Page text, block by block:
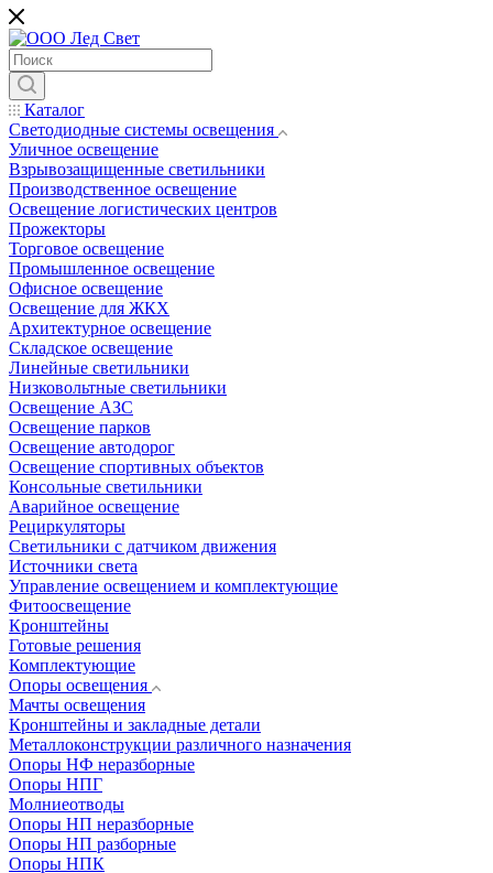
Каталог
Светодиодные системы освещения
Уличное освещение
Взрывозащищенные светильники
Производственное освещение
Освещение логистических центров
Прожекторы
Торговое освещение
Промышленное освещение
Офисное освещение
Освещение для ЖКХ
Архитектурное освещение
Складское освещение
Линейные светильники
Низковольтные светильники
Освещение АЗС
Освещение парков
Освещение автодорог
Освещение спортивных объектов
Консольные светильники
Аварийное освещение
Рециркуляторы
Светильники с датчиком движения
Источники света
Управление освещением и комплектующие
Фитоосвещение
Кронштейны
Готовые решения
Комплектующие
Опоры освещения
Мачты освещения
Кронштейны и закладные детали
Металлоконструкции различного назначения
Опоры НФ неразборные
Опоры НПГ
Молниеотводы
Опоры НП неразборные
Опоры НП разборные
Опоры НПК